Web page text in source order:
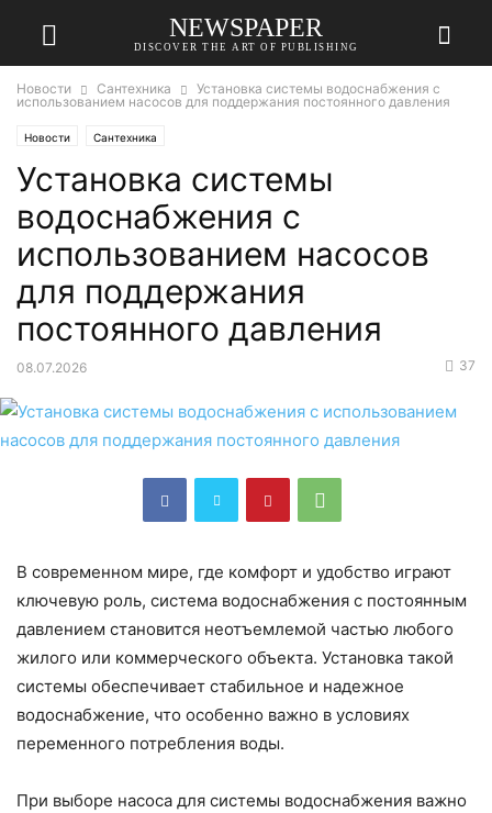
NEWSPAPER
DISCOVER THE ART OF PUBLISHING
Новости Сантехника
Установка системы водоснабжения с
использованием насосов для поддержания постоянного давления
Новости Сантехника
Установка системы
водоснабжения с
использованием насосов
для поддержания
постоянного давления
08.07.2026 37
В современном мире, где комфорт и удобство играют
ключевую роль, система водоснабжения с постоянным
давлением становится неотъемлемой частью любого
жилого или коммерческого объекта. Установка такой
системы обеспечивает стабильное и надежное
водоснабжение, что особенно важно в условиях
переменного потребления воды.
При выборе насоса для системы водоснабжения важно